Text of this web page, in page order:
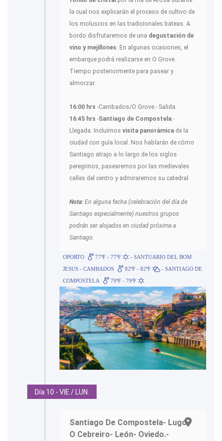
la cual nos explicarán el proceso de cultivo de
los moluscos en las tradicionales bateas. A
bordo disfrutaremos de una degustación de
vino y mejillones. En algunas ocasiones, el
embarque podrá realizarse en O Grove.
Tiempo posteriormente para pasear y
almorzar.
16:00 hrs -Cambados/O Grove.- Salida.
16:45 hrs -Santiago de Compostela.-
Llegada. Incluimos visita panorámica de la
ciudad con guía local. Nos hablarán de cómo
Santiago atrajo a lo largo de los siglos
peregrinos, pasearemos por las medievales
calles del centro y admiraremos su catedral.
Nota: En alguna fecha (celebración del día de
Santiago especialmente) nuestros grupos
podrán ser alojados en ciudad próxima a
Santiago.
OPORTO 77ºF - 77ºF
- SANTUARIO DEL BOM
JESUS - CAMBADOS
82ºF - 82ºF
- SANTIAGO DE
COMPOSTELA
79ºF - 79ºF
Día 10 - VIE / LUN.
Santiago De Compostela- Lugo-
O Cebreiro- León- Oviedo.-